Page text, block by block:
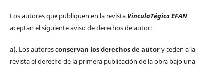
Los autores que publiquen en la revista VinculaTégica EFAN
aceptan el siguiente aviso de derechos de autor:
a). Los autoresconservan los derechos de autory ceden a la
revista el derecho de la primera publicación de la obra bajo una